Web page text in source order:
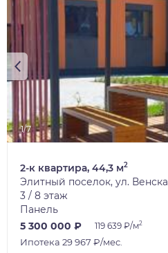
1/7
2-к квартира, 44,3 м2
Элитный поселок, ул.
3 / 8 этаж
Панель
5 300 000 ₽
119 639 ₽/м2
Ипотека 29 967 ₽/мес.